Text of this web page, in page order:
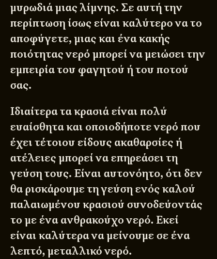
μυρωδιά μιας λίμνης. Σε αυτή την
περίπτωση ίσως είναι καλύτερο να το
αποφύγετε, μιας και ένα κακής
ποιότητας νερό μπορεί να μειώσει την
εμπειρία του φαγητού ή του ποτού
σας.
Ιδιαίτερα τα κρασιά είναι πολύ
ευαίσθητα και οποιοδήποτε νερό που
έχει τέτοιου είδους ακαθαρσίες ή
ατέλειες μπορεί να επηρεάσει τη
γεύση τους. Είναι αυτονόητο, ότι δεν
θα ρισκάρουμε τη γεύση ενός καλού
παλαιωμένου κρασιού συνοδεύοντάς
το με ένα ανθρακούχο νερό. Εκεί
είναι καλύτερα να μείνουμε σε ένα
λεπτό, μεταλλικό νερό.